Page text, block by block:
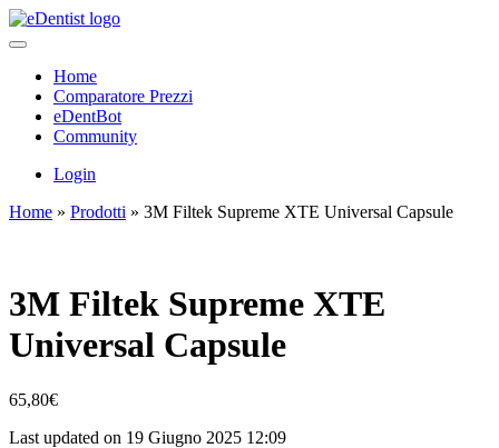
Home
Comparatore Prezzi
eDentBot
Community
Login
Home » Prodotti » 3M Filtek Supreme XTE Universal Capsule
3M Filtek Supreme XTE
Universal Capsule
65,80€
Last updated on 19 Giugno 2025 12:09